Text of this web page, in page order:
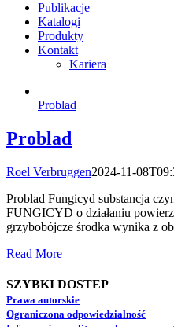
Publikacje
Katalogi
Produkty
Kontakt
Kariera
Problad
Problad
Roel Verbruggen2024-11-
Problad Fungicyd substancja
FUNGICYD o działaniu
grzybobójcze środka wynika z
Read More
SZYBKI DOSTEP
Prawa autorskie
Ograniczona odpowiedzialność